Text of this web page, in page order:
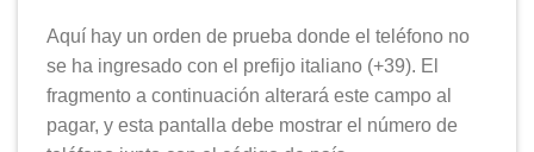
Aquí hay un orden de prueba donde el teléfono no
se ha ingresado con el prefijo italiano (+39). El
fragmento a continuación alterará este campo al
pagar, y esta pantalla debe mostrar el número de